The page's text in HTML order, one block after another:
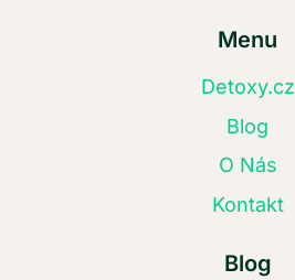
Menu
Detoxy.cz
Blog
O Nás
Kontakt
Blog